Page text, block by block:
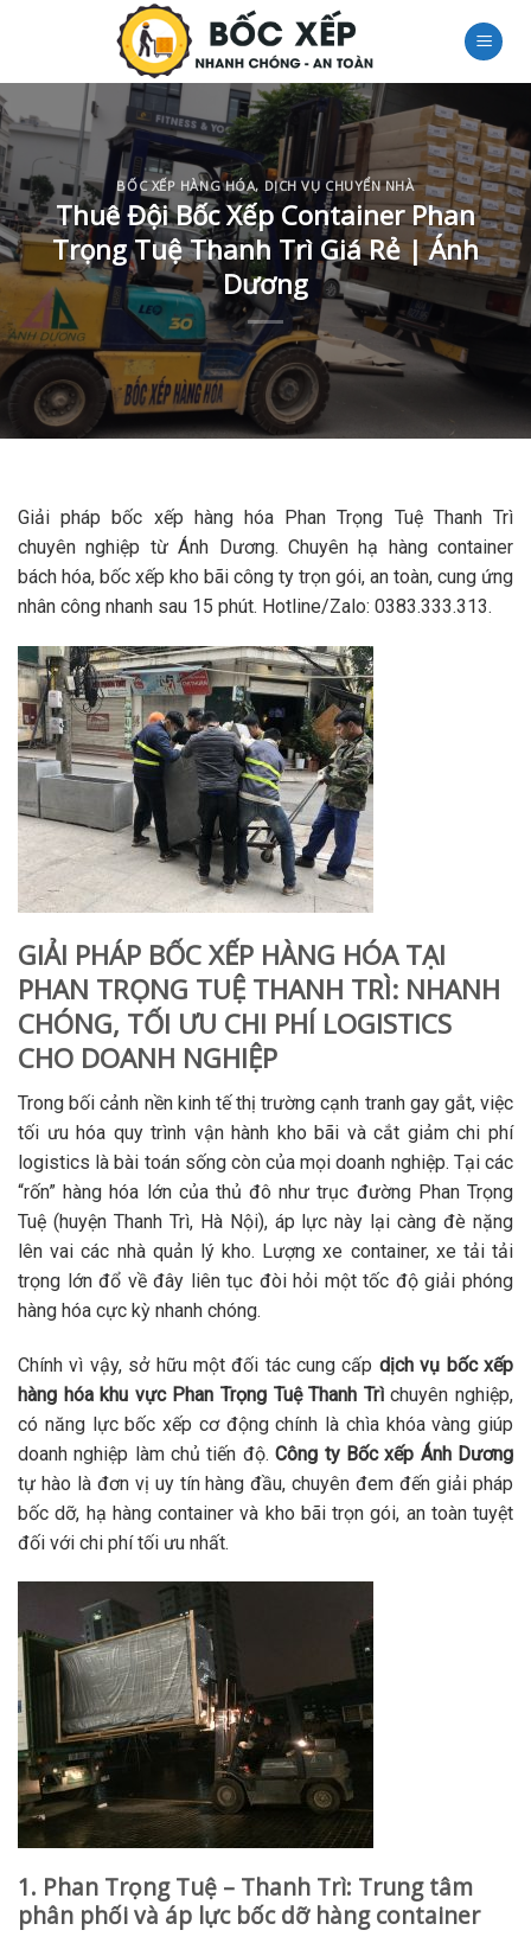
BỐC XẾP HÀNG HÓA, DỊCH VỤ CHUYỂN NHÀ
Thuê Đội Bốc Xếp Container Phan
Trọng Tuệ Thanh Trì Giá Rẻ | Ánh
Dương
Giải pháp bốc xếp hàng hóa Phan Trọng Tuệ Thanh Trì
chuyên nghiệp từ Ánh Dương. Chuyên hạ hàng container
bách hóa, bốc xếp kho bãi công ty trọn gói, an toàn, cung ứng
nhân công nhanh sau 15 phút. Hotline/Zalo: 0383.333.313.
GIẢI PHÁP BỐC XẾP HÀNG HÓA TẠI
PHAN TRỌNG TUỆ THANH TRÌ: NHANH
CHÓNG, TỐI ƯU CHI PHÍ LOGISTICS
CHO DOANH NGHIỆP
Trong bối cảnh nền kinh tế thị trường cạnh tranh gay gắt, việc
tối ưu hóa quy trình vận hành kho bãi và cắt giảm chi phí
logistics là bài toán sống còn của mọi doanh nghiệp. Tại các
“rốn” hàng hóa lớn của thủ đô như trục đường Phan Trọng
Tuệ (huyện Thanh Trì, Hà Nội), áp lực này lại càng đè nặng
lên vai các nhà quản lý kho. Lượng xe container, xe tải tải
trọng lớn đổ về đây liên tục đòi hỏi một tốc độ giải phóng
hàng hóa cực kỳ nhanh chóng.
Chính vì vậy, sở hữu một đối tác cung cấp dịch vụ bốc xếp
hàng hóa khu vực Phan Trọng Tuệ Thanh Trìchuyên nghiệp,
có năng lực bốc xếp cơ động chính là chìa khóa vàng giúp
doanh nghiệp làm chủ tiến độ.Công ty Bốc xếp Ánh Dương
tự hào là đơn vị uy tín hàng đầu, chuyên đem đến giải pháp
bốc dỡ, hạ hàng container và kho bãi trọn gói, an toàn tuyệt
đối với chi phí tối ưu nhất.
1. Phan Trọng Tuệ – Thanh Trì: Trung tâm
phân phối và áp lực bốc dỡ hàng container